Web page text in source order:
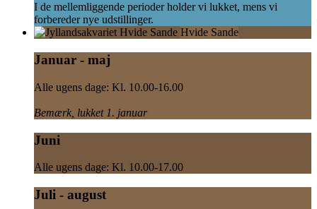
I de mellemliggende perioder holder vi lukket, mens vi
forbereder nye udstillinger.
Hvide Sande
Januar - maj
Alle ugens dage: Kl. 10.00-16.00
Bemærk, lukket 1. januar
Juni
Alle ugens dage: Kl. 10.00-17.00
Juli - august